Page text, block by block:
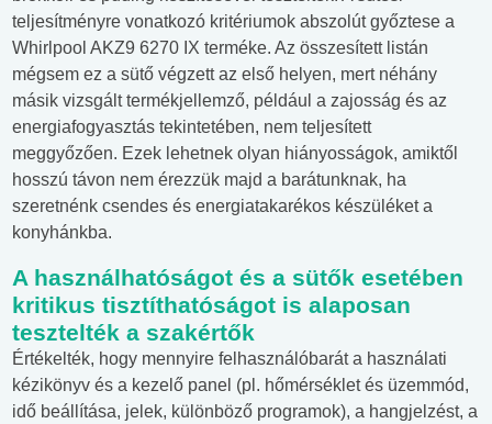
teljesítményre vonatkozó kritériumok abszolút győztese a
Whirlpool AKZ9 6270 IX terméke. Az összesített listán
mégsem ez a sütő végzett az első helyen, mert néhány
másik vizsgált termékjellemző, például a zajosság és az
energiafogyasztás tekintetében, nem teljesített
meggyőzően. Ezek lehetnek olyan hiányosságok, amiktől
hosszú távon nem érezzük majd a barátunknak, ha
szeretnénk csendes és energiatakarékos készüléket a
konyhánkba.
A használhatóságot és a sütők esetében
kritikus tisztíthatóságot is alaposan
tesztelték a szakértők
Értékelték, hogy mennyire felhasználóbarát a használati
kézikönyv és a kezelő panel (pl. hőmérséklet és üzemmód,
idő beállítása, jelek, különböző programok), a hangjelzést, a